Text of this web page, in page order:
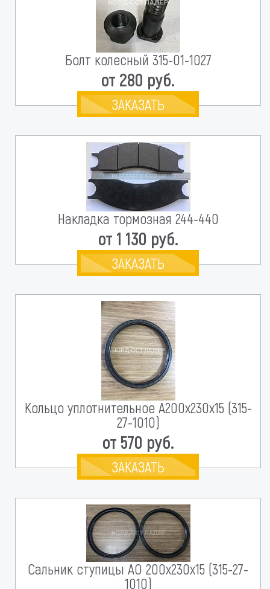
Болт колесный 315-01-1027
от 280 руб.
ЗАКАЗАТЬ
Накладка тормозная 244-440
от 1 130 руб.
ЗАКАЗАТЬ
Кольцо уплотнительное А200х230х15 (315-
27-1010)
от 570 руб.
ЗАКАЗАТЬ
Сальник ступицы АO 200х230х15 (315-27-
1010)